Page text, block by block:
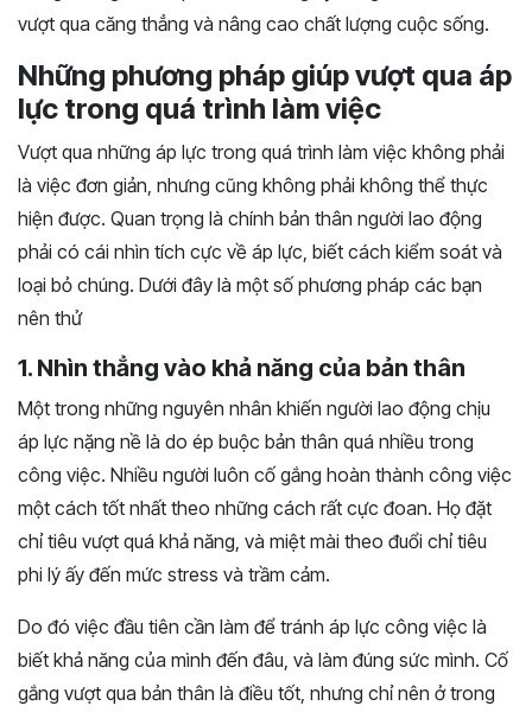
vượt qua căng thẳng và nâng cao chất lượng cuộc sống.
Những phương pháp giúp vượt qua áp
lực trong quá trình làm việc
Vượt qua những áp lực trong quá trình làm việc không phải
là việc đơn giản, nhưng cũng không phải không thể thực
hiện được. Quan trọng là chính bản thân người lao động
phải có cái nhìn tích cực về áp lực, biết cách kiểm soát và
loại bỏ chúng. Dưới đây là một số phương pháp các bạn
nên thử
1. Nhìn thẳng vào khả năng của bản thân
Một trong những nguyên nhân khiến người lao động chịu
áp lực nặng nề là do ép buộc bản thân quá nhiều trong
công việc. Nhiều người luôn cố gắng hoàn thành công việc
một cách tốt nhất theo những cách rất cực đoan. Họ đặt
chỉ tiêu vượt quá khả năng, và miệt mài theo đuổi chỉ tiêu
phi lý ấy đến mức stress và trầm cảm.
Do đó việc đầu tiên cần làm để tránh áp lực công việc là
biết khả năng của mình đến đâu, và làm đúng sức mình. Cố
gắng vượt qua bản thân là điều tốt, nhưng chỉ nên ở trong